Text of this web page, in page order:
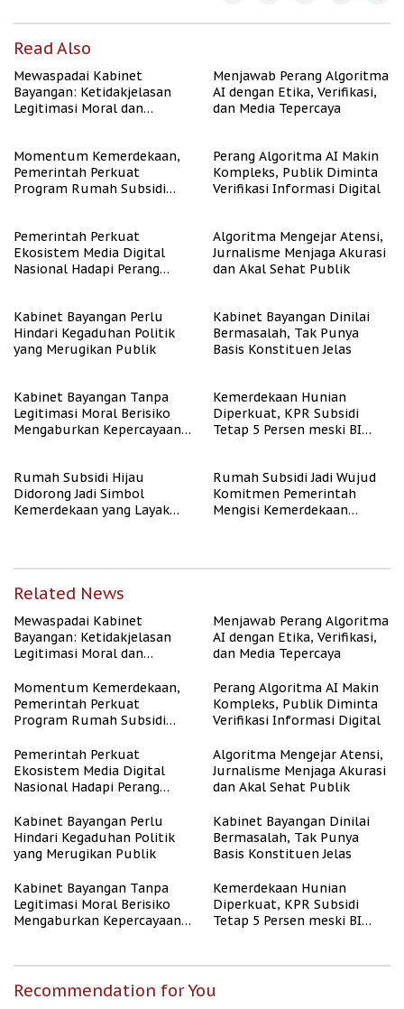
Read Also
Mewaspadai Kabinet
Bayangan: Ketidakjelasan
Legitimasi Moral dan
Menjawab Perang Algoritma
AI dengan Etika, Verifikasi,
dan Media Tepercaya
Momentum Kemerdekaan,
Pemerintah Perkuat
Program Rumah Subsidi
Perang Algoritma AI Makin
Kompleks, Publik Diminta
Verifikasi Informasi Digital
Pemerintah Perkuat
Ekosistem Media Digital
Nasional Hadapi Perang
Algoritma Mengejar Atensi,
Jurnalisme Menjaga Akurasi
dan Akal Sehat Publik
Kabinet Bayangan Perlu
Hindari Kegaduhan Politik
yang Merugikan Publik
Kabinet Bayangan Dinilai
Bermasalah, Tak Punya
Basis Konstituen Jelas
Kabinet Bayangan Tanpa
Legitimasi Moral Berisiko
Mengaburkan Kepercayaan
Kemerdekaan Hunian
Diperkuat, KPR Subsidi
Tetap 5 Persen meski BI
Rumah Subsidi Hijau
Didorong Jadi Simbol
Kemerdekaan yang Layak
Rumah Subsidi Jadi Wujud
Komitmen Pemerintah
Mengisi Kemerdekaan
Related News
Mewaspadai Kabinet
Bayangan: Ketidakjelasan
Legitimasi Moral dan
Menjawab Perang Algoritma
AI dengan Etika, Verifikasi,
dan Media Tepercaya
Momentum Kemerdekaan,
Pemerintah Perkuat
Program Rumah Subsidi
Berpenghasilan Rendah
Perang Algoritma AI Makin
Kompleks, Publik Diminta
Verifikasi Informasi Digital
Pemerintah Perkuat
Ekosistem Media Digital
Nasional Hadapi Perang
Algoritma Mengejar Atensi,
Jurnalisme Menjaga Akurasi
dan Akal Sehat Publik
Kabinet Bayangan Perlu
Hindari Kegaduhan Politik
yang Merugikan Publik
Kabinet Bayangan Dinilai
Bermasalah, Tak Punya
Basis Konstituen Jelas
Kabinet Bayangan Tanpa
Legitimasi Moral Berisiko
Mengaburkan Kepercayaan
Kemerdekaan Hunian
Diperkuat, KPR Subsidi
Tetap 5 Persen meski BI
Recommendation for You